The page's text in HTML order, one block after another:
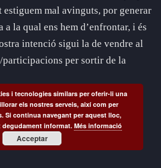
estiguem mal avinguts, por generar
la qual ens hem d’enfrontar, i és
intenció sigui la de vendre al
per sortir de la
i tecnologies similars per oferir-li una
els nostres serveis, així com per
Si continua navegant per aquest lloc,
degudament informat.Més informació
Acceptar